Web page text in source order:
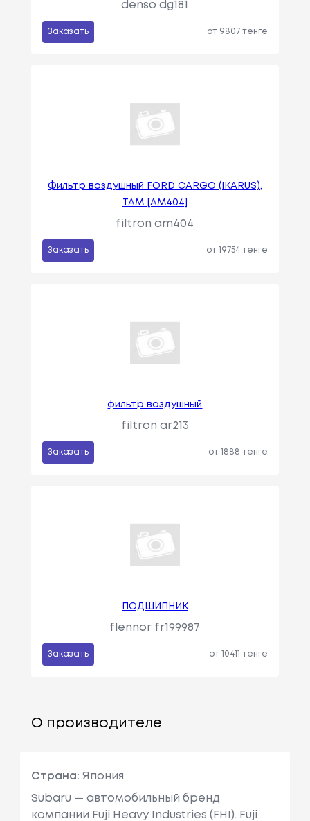
denso dg181
Заказать от 9807 тенге
Фильтр воздушный FORD CARGO (IKARUS),
TAM [AM404]
filtron am404
Заказать от 19754 тенге
фильтр воздушный
filtron ar213
Заказать от 1888 тенге
ПОДШИПНИК
flennor fr199987
Заказать от 10411 тенге
О производителе
Страна: Япония
Subaru — автомобильный бренд
компании Fuji Heavy Industries (FHI). Fuji